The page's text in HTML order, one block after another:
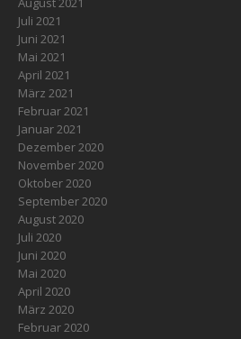
Juli 2021
Juni 2021
Mai 2021
April 2021
März 2021
Februar 2021
Januar 2021
Dezember 2020
November 2020
Oktober 2020
September 2020
August 2020
Juli 2020
Juni 2020
Mai 2020
April 2020
März 2020
Februar 2020